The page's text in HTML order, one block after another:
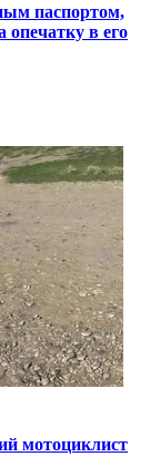
паспортом,
опечатку в его
мотоциклист